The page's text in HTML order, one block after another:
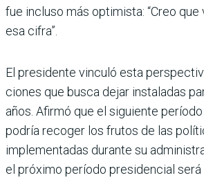
fue incluso más optimista: “Creo que
esa cifra”.
El presidente vinculó esta
ciones que busca dejar ins­taladas
años. Afirmó que el siguiente
podría recoger los frutos de las
implementadas durante su
el próximo período pre­sidencial será